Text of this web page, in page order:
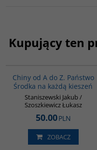
Kupujący ten
Chiny od A do Z. Państwo
Środka na każdą kieszeń
Staniszewski Jakub /
Szoszkiewicz Łukasz
50.00PLN
ZOBACZ